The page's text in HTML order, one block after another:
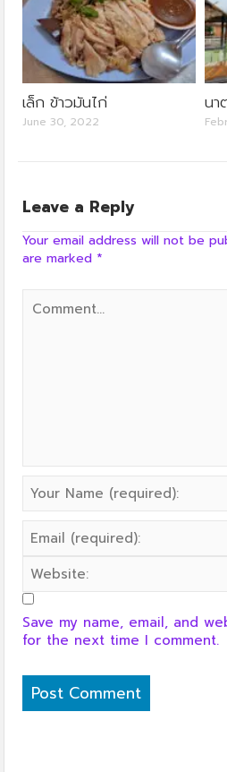
เล็ก ข้าวมันไก่
June 30, 2022
นา
Leave a Reply
Your email address will not be
are marked *
Save my name, email, and
for the next time I comment.